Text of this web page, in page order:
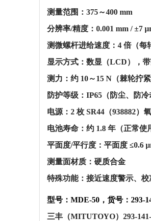
‌测量范围‌：‌375～400 mm‌
分辨率/精度‌：‌0.001 mm / ±7
测微螺杆进给速度‌：‌4 倍‌（每
显示方式‌：‌数显（LCD）‌，
测力‌：‌约 10～15 N‌（棘轮拧
防护等级‌：‌IP65‌（防尘、防
电源‌：‌2 枚 SR44（938882）
电池寿命‌：‌约 1.8 年‌（正常使
平面度/平行度‌：平面度 ≤0.6
‌测量面材质‌：‌硬质合金‌
特殊功能‌：接近速度警示、
型号：MDE-50，货号：293-
三丰（MITUTOYO）293-